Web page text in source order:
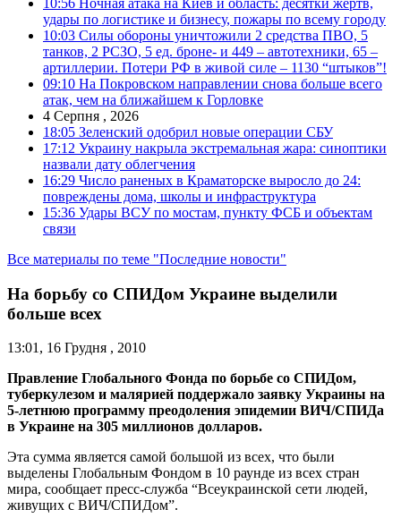
удары по логистике и бизнесу, пожары по всему городу
10:03 Силы обороны уничтожили 2 средства ПВО, 5
танков, 2 РСЗО, 5 ед. броне- и 449 – автотехники, 65 –
артиллерии. Потери РФ в живой силе – 1130 “штыков”!
09:10 На Покровском направлении снова больше всего
атак, чем на ближайшем к Горловке
4 Серпня , 2026
18:05 Зеленский одобрил новые операции СБУ
17:12 Украину накрыла экстремальная жара: синоптики
назвали дату облегчения
16:29 Число раненых в Краматорске выросло до 24:
повреждены дома, школы и инфраструктура
15:36 Удары ВСУ по мостам, пункту ФСБ и объектам
связи
Все материалы по теме "Последние новости"
На борьбу со СПИДом Украине выделили
больше всех
13:01, 16 Грудня , 2010
Правление Глобального Фонда по борьбе со СПИДом,
туберкулезом и малярией поддержало заявку Украины на
5-летнюю программу преодоления эпидемии ВИЧ/СПИДа
в Украине на 305 миллионов долларов.
Эта сумма является самой большой из всех, что были
выделены Глобальным Фондом в 10 раунде из всех стран
мира, сообщает пресс-служба “Всеукраинской сети людей,
живущих с ВИЧ/СПИДом”.